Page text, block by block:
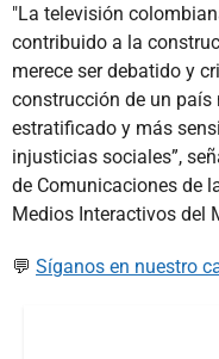
"La televisión
contribuido a la
merece ser debatido y
construcción de un país
estratificado y más
injusticias sociales”,
de Comunicaciones de
Medios Interactivos del
💬 Síganos en nuestro